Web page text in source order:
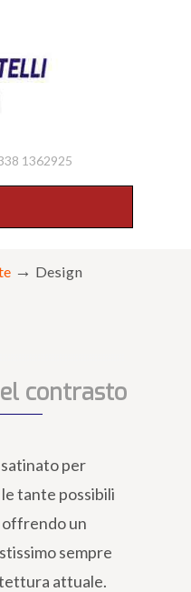
1362925
→ Design
contrasto
per
tante possibili
un
sempre
attuale.